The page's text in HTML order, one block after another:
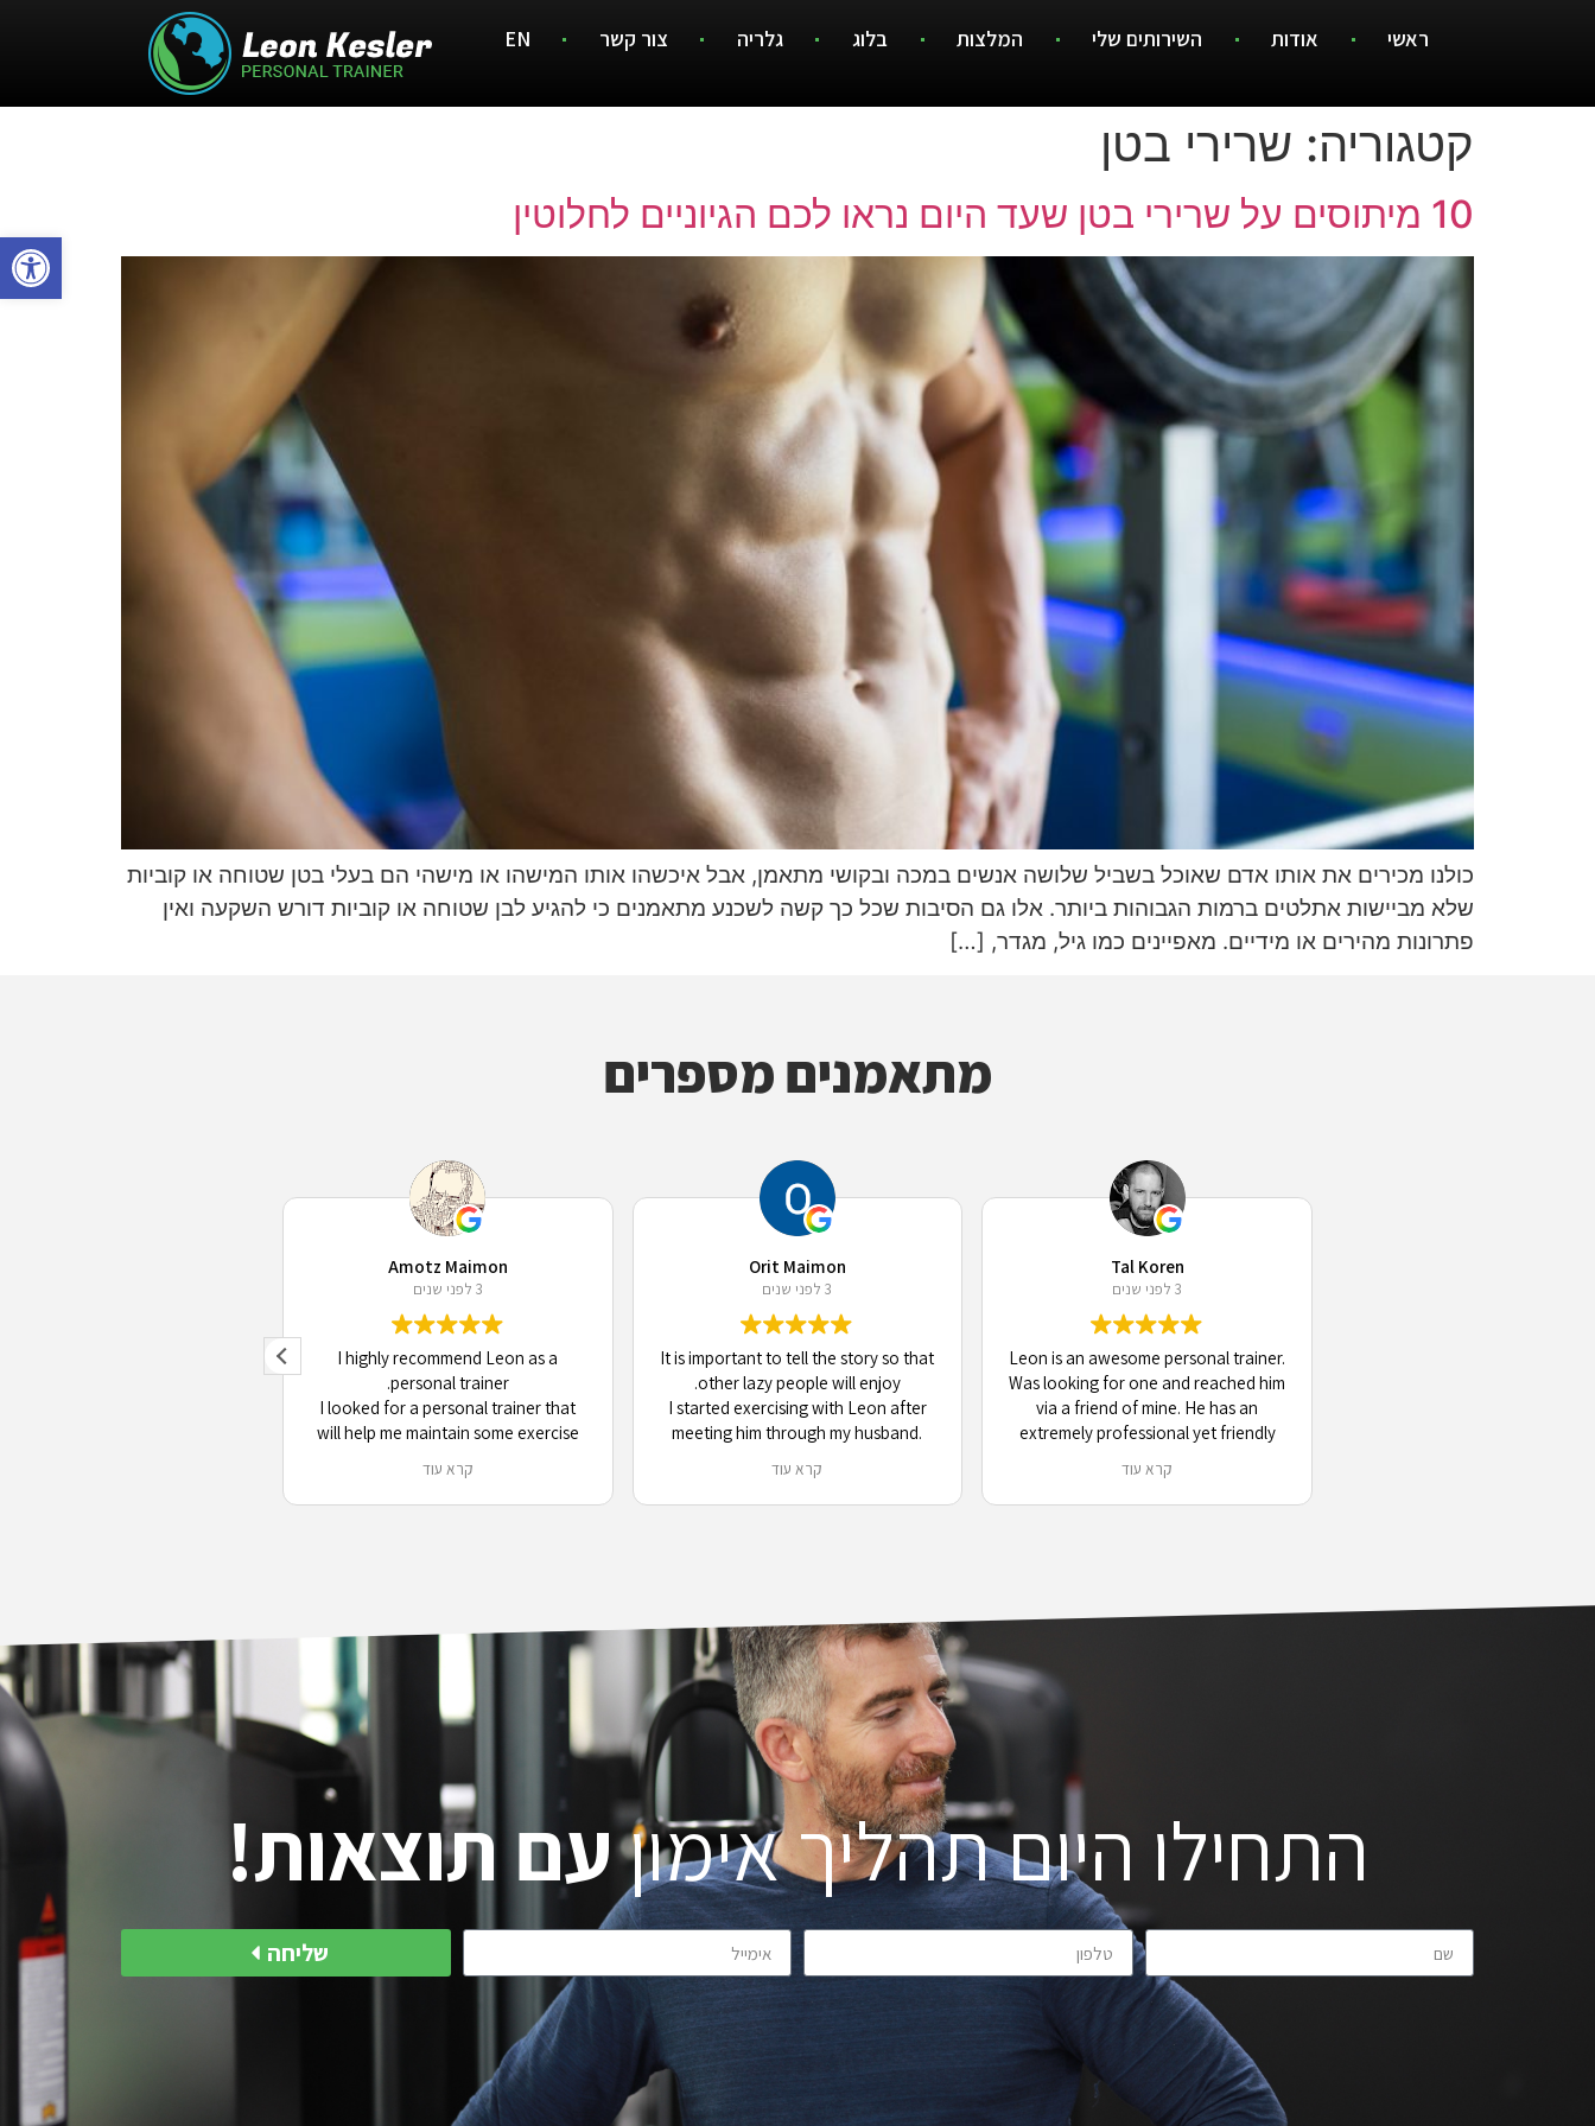
פתח
ראשי אודות השירותים שלי המלצות בלוג גלריה צור קשר EN
קטגוריה: שרירי בטן
10 מיתוסים על שרירי בטן שעד היום נראו לכם הגיוניים לחלוטין
כולנו מכירים את אותו אדם שאוכל בשביל שלושה אנשים במכה ובקושי מתאמן, אבל איכשהו אותו המישהו או מישהי הם בעלי בטן שטוחה או קוביות
שלא מביישות אתלטים ברמות הגבוהות ביותר. אלו גם הסיבות שכל כך קשה לשכנע מתאמנים כי להגיע לבן שטוחה או קוביות דורש השקעה ואין
פתרונות מהירים או מידיים. מאפיינים כמו גיל, מגדר, […]
מתאמנים מספרים
Amotz Maimon
3 לפני שנים
I highly recommend Leon as a
personal trainer.
I looked for a personal trainer that
will help me maintain some exercise
Aviv. Leon proved to be all that and
more. He listened to me, adjusted to
and injury. He did all that in a
professional and pleasant way. I
enjoyed training with Leon, made
progress, and felt good.
קרא עוד
Orit Maimon
3 לפני שנים
It is important to tell the story so that
other lazy people will enjoy.
I started exercising with Leon after
meeting him through my husband.
resisting the idea I switched to
waiting for the next session. When
and even wait for the next session.
I hope to exercise with Leon again
when I am in Israel next time.
Highly recommended.
Thanks.
קרא עוד
Tal Koren
3 לפני שנים
Leon is an awesome personal trainer.
Was looking for one and reached him
via a friend of mine. He has an
extremely professional yet friendly
capability into account to achieve the
best results possible, while
קרא עוד
התחילו היום תהליך אימוןעם תוצאות!
שליחה